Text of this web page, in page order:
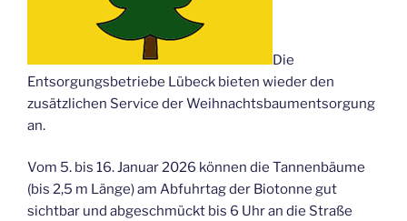
Die
Entsorgungsbetriebe Lübeck bieten wieder den
zusätzlichen Service der Weihnachtsbaumentsorgung
an.
Vom 5. bis 16. Januar 2026 können die Tannenbäume
(bis 2,5 m Länge) am Abfuhrtag der Biotonne gut
sichtbar und abgeschmückt bis 6 Uhr an die Straße